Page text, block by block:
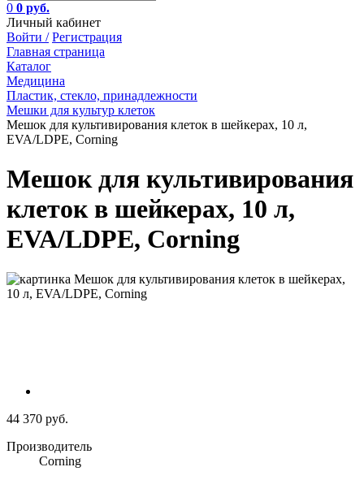
0 0 руб.
Личный кабинет
Войти / Регистрация
Главная страница
Каталог
Медицина
Пластик, стекло, принадлежности
Мешки для культур клеток
Мешок для культивирования клеток в шейкерах, 10 л,
EVA/LDPE, Corning
Мешок для культивирования
клеток в шейкерах, 10 л,
EVA/LDPE, Corning
44 370 руб.
Производитель
Corning